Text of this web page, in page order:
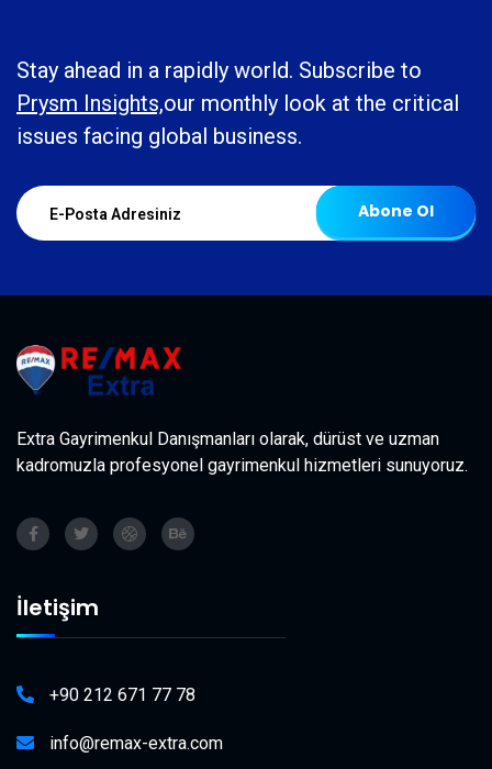
Stay ahead in a rapidly world. Subscribe to
Prysm Insights,our monthly look at the critical
issues facing global business.
Abone Ol
Extra Gayrimenkul Danışmanları olarak, dürüst ve uzman
kadromuzla profesyonel gayrimenkul hizmetleri sunuyoruz.
İletişim
+90 212 671 77 78
info@remax-extra.com